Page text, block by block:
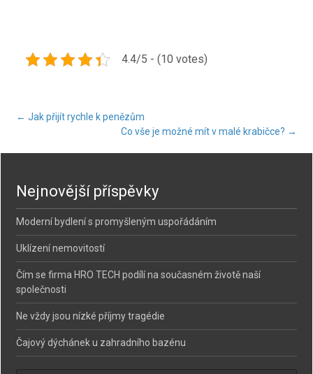
4.4/5 - (10 votes)
Post
navigation
← Jak přijít rychle k penězům
Co vše je možné mít v malé krabičce? →
Nejnovější příspěvky
Moderní bydlení s promyšleným uspořádáním
Uklízení nemovitostí
Čím se firma HRO TECH podílí na současném životě naší
společnosti
Ne vždy jsou nízké příjmy tragédie
Čajový dýchánek u zahradního bazénu